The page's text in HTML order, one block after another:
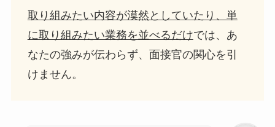
取り組みたい内容が漠然としていたり、単
に取り組みたい業務を並べるだけでは、あ
なたの強みが伝わらず、面接官の関心を引
けません。